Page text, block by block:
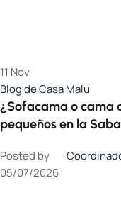
11 Nov
Blog de Casa Malu
¿Sofacama o cama
pequeños en la
Posted by
05/07/2026